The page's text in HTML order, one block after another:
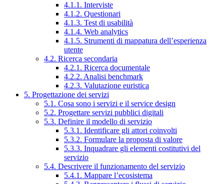
4.1.1. Interviste
4.1.2. Questionari
4.1.3. Test di usabilità
4.1.4. Web analytics
4.1.5. Strumenti di mappatura dell’esperienza
utente
4.2. Ricerca secondaria
4.2.1. Ricerca documentale
4.2.2. Analisi benchmark
4.2.3. Valutazione euristica
5. Progettazione dei servizi
5.1. Cosa sono i servizi e il service design
5.2. Progettare servizi pubblici digitali
5.3. Definire il modello di servizio
5.3.1. Identificare gli attori coinvolti
5.3.2. Formulare la proposta di valore
5.3.3. Inquadrare gli elementi costitutivi del
servizio
5.4. Descrivere il funzionamento del servizio
5.4.1. Mappare l’ecosistema